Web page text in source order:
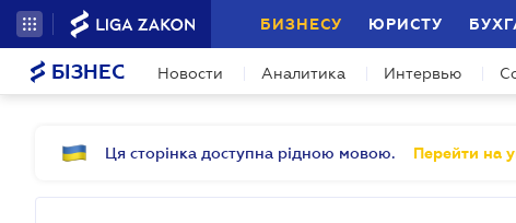
БИЗНЕСУ ЮРИСТУ
БІЗНЕС Новости Аналитика Интервью
Ця сторінка доступна рідною мовою. Перейти на